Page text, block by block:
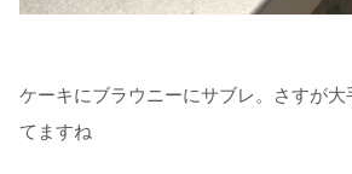
ケーキにブラウニーにサブレ。さすが大
てますね